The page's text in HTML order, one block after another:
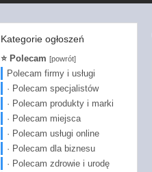
Kategorie ogłoszeń
⭐ Polecam [powrót]
Polecam firmy i usługi
· Polecam specjalistów
· Polecam produkty i marki
· Polecam miejsca
· Polecam usługi online
· Polecam dla biznesu
· Polecam zdrowie i urodę